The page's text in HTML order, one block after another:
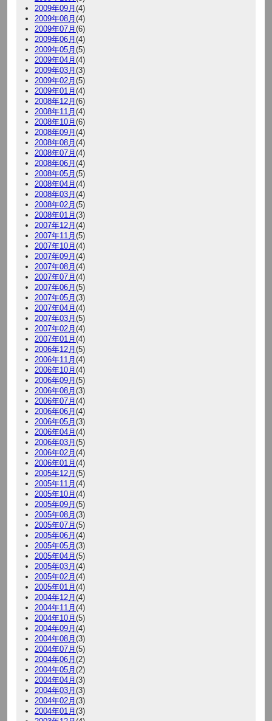
2009年09月 (4)
2009年08月 (4)
2009年07月 (6)
2009年06月 (4)
2009年05月 (5)
2009年04月 (4)
2009年03月 (3)
2009年02月 (5)
2009年01月 (4)
2008年12月 (6)
2008年11月 (4)
2008年10月 (6)
2008年09月 (4)
2008年08月 (4)
2008年07月 (4)
2008年06月 (4)
2008年05月 (5)
2008年04月 (4)
2008年03月 (4)
2008年02月 (5)
2008年01月 (3)
2007年12月 (4)
2007年11月 (5)
2007年10月 (4)
2007年09月 (4)
2007年08月 (4)
2007年07月 (4)
2007年06月 (5)
2007年05月 (3)
2007年04月 (4)
2007年03月 (5)
2007年02月 (4)
2007年01月 (4)
2006年12月 (5)
2006年11月 (4)
2006年10月 (4)
2006年09月 (5)
2006年08月 (3)
2006年07月 (4)
2006年06月 (4)
2006年05月 (3)
2006年04月 (4)
2006年03月 (5)
2006年02月 (4)
2006年01月 (4)
2005年12月 (5)
2005年11月 (4)
2005年10月 (4)
2005年09月 (5)
2005年08月 (3)
2005年07月 (5)
2005年06月 (4)
2005年05月 (3)
2005年04月 (5)
2005年03月 (4)
2005年02月 (4)
2005年01月 (4)
2004年12月 (4)
2004年11月 (4)
2004年10月 (5)
2004年09月 (4)
2004年08月 (3)
2004年07月 (5)
2004年06月 (2)
2004年05月 (2)
2004年04月 (3)
2004年03月 (3)
2004年02月 (3)
2004年01月 (3)